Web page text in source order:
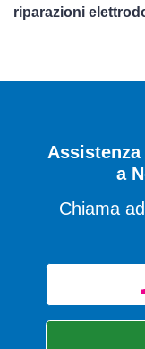
riparazioni
a
Chiama